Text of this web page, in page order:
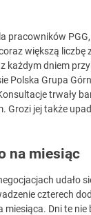
pracowników
większą
każdym dniem
Polska Grupa
trwały
Grozi jej także
na miesiąc
udało
czterech
Dni te